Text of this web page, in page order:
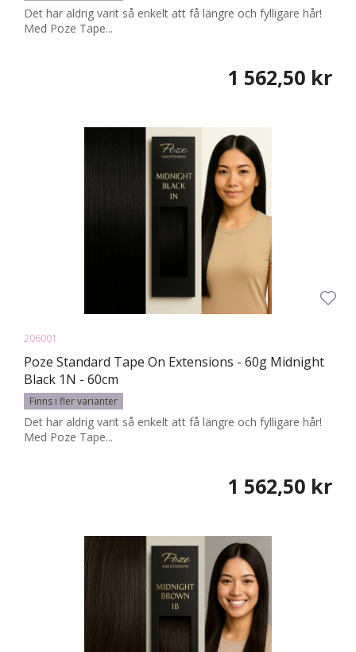
Det har aldrig varit så enkelt att få längre och fylligare hår!
Med Poze Tape...
1 562,50 kr
206001
Poze Standard Tape On Extensions - 60g Midnight
Black 1N - 60cm
Finns i fler varianter
Det har aldrig varit så enkelt att få längre och fylligare hår!
Med Poze Tape...
1 562,50 kr